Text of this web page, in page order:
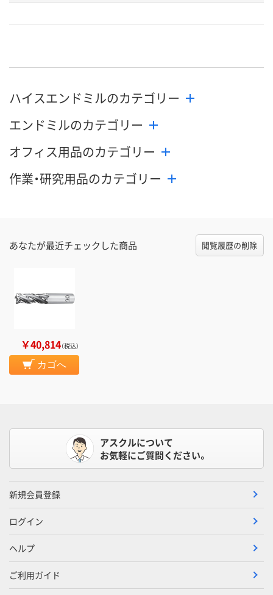
ハイスエンドミルのカテゴリー
エンドミルのカテゴリー
オフィス用品のカテゴリー
作業・研究用品のカテゴリー
あなたが最近チェックした商品 閲覧履歴の削除
￥40,814（税込）
カゴへ
アスクルについて
お気軽にご質問ください。
新規会員登録
ログイン
ヘルプ
ご利用ガイド